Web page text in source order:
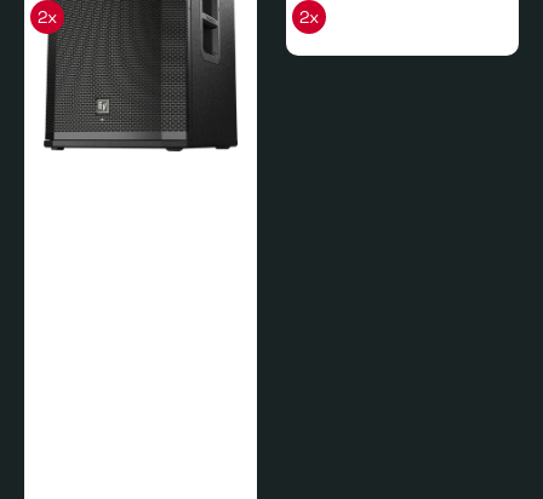
2x 2x